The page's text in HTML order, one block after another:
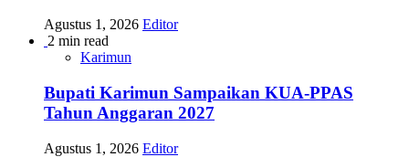
Agustus 1, 2026 Editor
2 min read
Karimun
Bupati Karimun Sampaikan KUA-PPAS
Tahun Anggaran 2027
Agustus 1, 2026 Editor